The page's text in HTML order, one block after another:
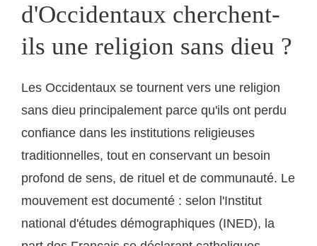
d'Occidentaux cherchent-
ils une religion sans dieu ?
Les Occidentaux se tournent vers une religion
sans dieu principalement parce qu'ils ont perdu
confiance dans les institutions religieuses
traditionnelles, tout en conservant un besoin
profond de sens, de rituel et de communauté. Le
mouvement est documenté : selon l'Institut
national d'études démographiques (INED), la